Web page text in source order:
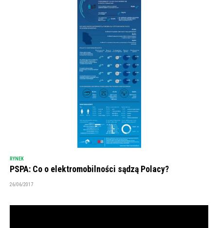
RYNEK
PSPA: Co o elektromobilności sądzą Polacy?
26/06/2017